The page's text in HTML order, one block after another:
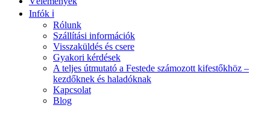
Infók ℹ️
Rólunk
Szállítási információk
Visszaküldés és csere
Gyakori kérdések
A teljes útmutató a Festede számozott kifestőkhöz –
kezdőknek és haladóknak
Kapcsolat
Blog